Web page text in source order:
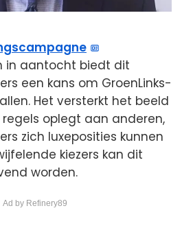
in aantocht biedt dit
een kans om GroenLinks-
Het versterkt het beeld
oplegt aan anderen,
zich luxeposities kunnen
kiezers kan dit
worden.
Ad by Refinery89